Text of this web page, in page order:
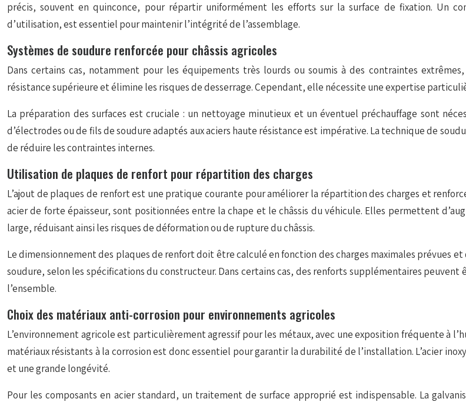
précis, souvent en quinconce, pour répartir uniformément les efforts sur la surface de fixation. Un
d’utilisation, est essentiel pour maintenir l’intégrité de l’assemblage.
Systèmes de soudure renforcée pour châssis agricoles
Dans certains cas, notamment pour les équipements très lourds ou soumis à des contraintes
résistance supérieure et élimine les risques de desserrage. Cependant, elle nécessite une expertise
La préparation des surfaces est cruciale : un nettoyage minutieux et un éventuel préchauffage sont
d’électrodes ou de fils de soudure adaptés aux aciers haute résistance est impérative. La technique de
de réduire les contraintes internes.
Utilisation de plaques de renfort pour répartition des charges
L’ajout de plaques de renfort est une pratique courante pour améliorer la répartition des charges et
acier de forte épaisseur, sont positionnées entre la chape et le châssis du véhicule. Elles permettent
large, réduisant ainsi les risques de déformation ou de rupture du châssis.
Le dimensionnement des plaques de renfort doit être calculé en fonction des charges maximales prévues
soudure, selon les spécifications du constructeur. Dans certains cas, des renforts supplémentaires
l’ensemble.
Choix des matériaux anti-corrosion pour environnements agricoles
L’environnement agricole est particulièrement agressif pour les métaux, avec une exposition fréquente à
matériaux résistants à la corrosion est donc essentiel pour garantir la durabilité de l’installation. L’acier
et une grande longévité.
Pour les composants en acier standard, un traitement de surface approprié est indispensable. La